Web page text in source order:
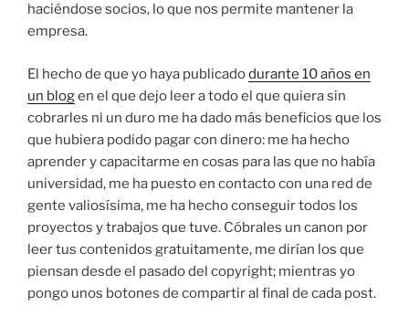
haciéndose socios, lo que nos permite mantener la
empresa.
El hecho de que yo haya publicadodurante 10 años en
un blogen el que dejo leer a todo el que quiera sin
cobrarles ni un duro me ha dado más beneficios que los
que hubiera podido pagar con dinero: me ha hecho
aprender y capacitarme en cosas para las que no había
universidad, me ha puesto en contacto con una red de
gente valiosísima, me ha hecho conseguir todos los
proyectos y trabajos que tuve. Cóbrales un canon por
leer tus contenidos gratuitamente, me dirían los que
piensan desde el pasado del copyright; mientras yo
pongo unos botones de compartir al final de cada post.